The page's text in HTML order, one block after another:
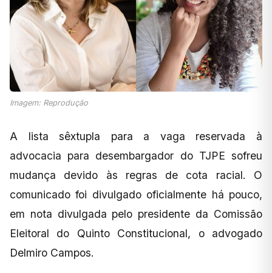
Imagem: Reprodução
A lista sêxtupla para a vaga reservada à
advocacia para desembargador do TJPE sofreu
mudança devido às regras de cota racial. O
comunicado foi divulgado oficialmente há pouco,
em nota divulgada pelo presidente da Comissão
Eleitoral do Quinto Constitucional, o advogado
Delmiro Campos.